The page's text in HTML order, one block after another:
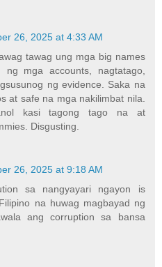
26, 2025 at 4:33 AM
tawag ung mga big names
mga accounts, nagtatago,
ng evidence. Saka na
at safe na mga nakilimbat nila.
kasi tagong tago na at
Disgusting.
26, 2025 at 9:18 AM
sa nangyayari ngayon is
na huwag magbayad ng
ang corruption sa bansa